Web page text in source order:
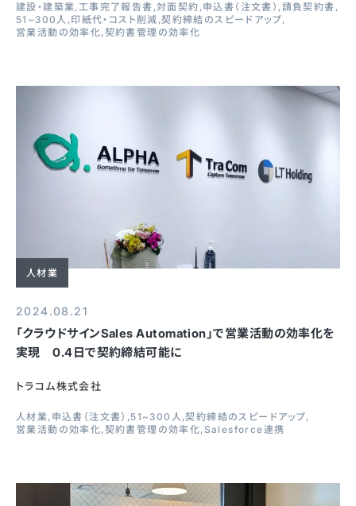
建設・建築業 工事完了報告書 対面契約 申込書（注文書） 請負契約書
51~300人 印紙代・コスト削減 契約締結のスピードアップ
営業活動の効率化 契約書管理の効率化
人材業
2024.08.21
「クラウドサインSales Automation」で営業活動の効率化を
実現 0.4日で契約締結可能に
トラコム株式会社
人材業 申込書（注文書） 51~300人 契約締結のスピードアップ
営業活動の効率化 契約書管理の効率化 Salesforce連携